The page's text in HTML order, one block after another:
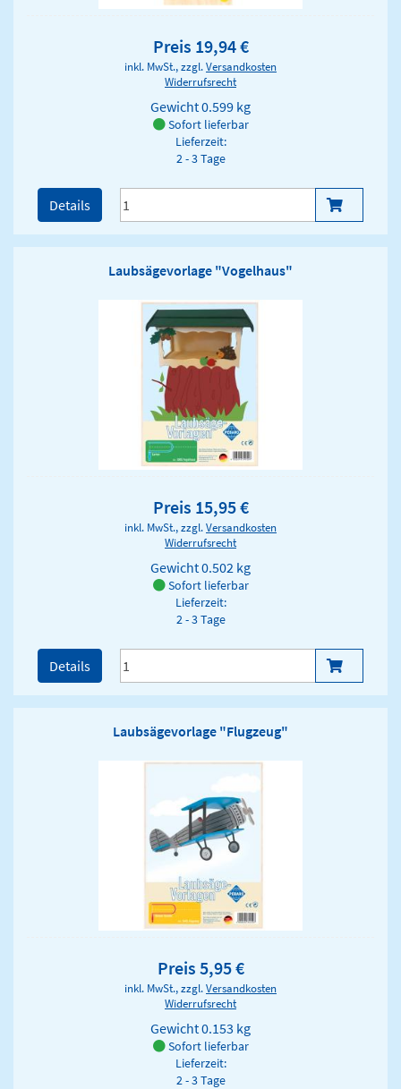
Preis 19,94 €
inkl. MwSt., zzgl.Versandkosten
Widerrufsrecht
Gewicht0.599 kg
Sofort lieferbar
Lieferzeit:
2 - 3 Tage
Details
Laubsägevorlage "Vogelhaus"
Preis 15,95 €
inkl. MwSt., zzgl.Versandkosten
Widerrufsrecht
Gewicht0.502 kg
Sofort lieferbar
Lieferzeit:
2 - 3 Tage
Details
Laubsägevorlage "Flugzeug"
Preis 5,95 €
inkl. MwSt., zzgl.Versandkosten
Widerrufsrecht
Gewicht0.153 kg
Sofort lieferbar
Lieferzeit:
2 - 3 Tage